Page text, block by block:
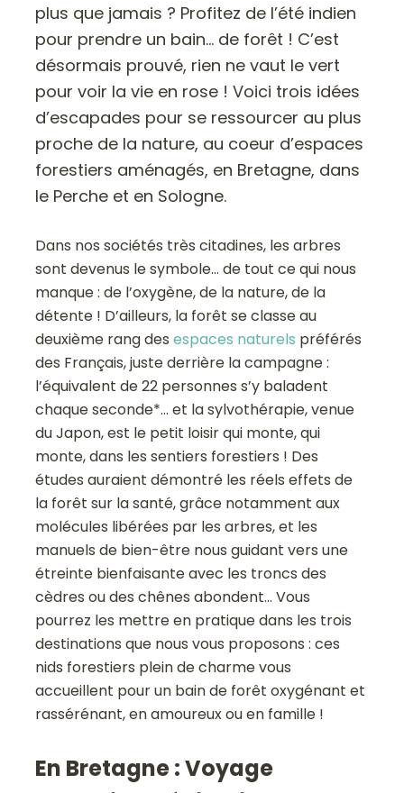
plus que jamais ? Profitez de l’été indien
pour prendre un bain… de forêt ! C’est
désormais prouvé, rien ne vaut le vert
pour voir la vie en rose ! Voici trois idées
d’escapades pour se ressourcer au plus
proche de la nature, au coeur d’espaces
forestiers aménagés, en Bretagne, dans
le Perche et en Sologne.
Dans nos sociétés très citadines, les arbres
sont devenus le symbole… de tout ce qui nous
manque : de l’oxygène, de la nature, de la
détente ! D’ailleurs, la forêt se classe au
deuxième rang desespaces naturels préférés
des Français, juste derrière la campagne :
l’équivalent de 22 personnes s’y baladent
chaque seconde*… et la sylvothérapie, venue
du Japon, est le petit loisir qui monte, qui
monte, dans les sentiers forestiers ! Des
études auraient démontré les réels effets de
la forêt sur la santé, grâce notamment aux
molécules libérées par les arbres, et les
manuels de bien-être nous guidant vers une
étreinte bienfaisante avec les troncs des
cèdres ou des chênes abondent… Vous
pourrez les mettre en pratique dans les trois
destinations que nous vous proposons : ces
nids forestiers plein de charme vous
accueillent pour un bain de forêt oxygénant et
rassérénant, en amoureux ou en famille !
En Bretagne : Voyage